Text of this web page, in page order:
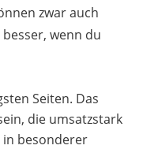
zwar auch
wenn du
Seiten. Das
die umsatzstark
besonderer